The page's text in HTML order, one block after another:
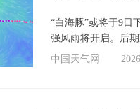
“白海豚”或将于9日
强风雨将开启。后
中国天气网